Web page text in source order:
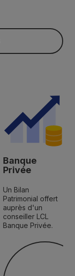
Banque
Privée
Un Bilan
Patrimonial offert
auprès d'un
conseiller LCL
Banque Privée.
Découvrir